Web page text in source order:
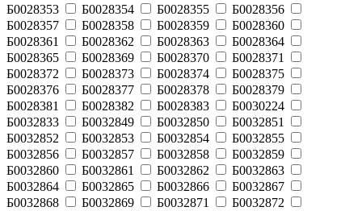
Б0028353
Б0028354 Б0028355
Б0028356
Б0028357
Б0028358 Б0028359
Б0028360
Б0028361
Б0028362 Б0028363
Б0028364
Б0028365
Б0028369 Б0028370
Б0028371
Б0028372
Б0028373 Б0028374
Б0028375
Б0028376
Б0028377 Б0028378
Б0028379
Б0028381
Б0028382 Б0028383
Б0030224
Б0032833
Б0032849 Б0032850
Б0032851
Б0032852
Б0032853 Б0032854
Б0032855
Б0032856
Б0032857 Б0032858
Б0032859
Б0032860
Б0032861 Б0032862
Б0032863
Б0032864
Б0032865 Б0032866
Б0032867
Б0032868
Б0032869 Б0032871
Б0032872